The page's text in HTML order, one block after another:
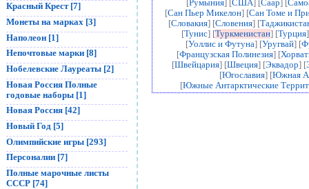
Красный Крест [7]
Монеты на марках [3]
Наполеон [1]
Непочтовые марки [8]
Нобелевские Лауреаты [2]
Новая Россия Полные
годовые наборы [1]
Новая Россия [42]
Новый Год [5]
Олимпийские игры [293]
Персоналии [7]
Полные марочные листы
СССР [74]
[Румыния] [США] [Саар] [
[Сан Пьер Микелон] [Сан Томе и
[Словакия] [Словения] [
[Тунис] [Туркменистан] [Турция
[Уоллис и Футуна] [Уругвай] [
[Французская Полинезия] [
[Швейцария] [Швеция] [Эквадор] [
[Югославия] [Южная
[Южные Антарктические